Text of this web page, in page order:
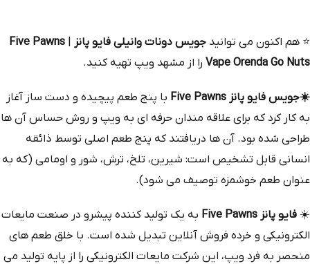
⭐ هم‌ اکنون می‌ توانید جویس دونات وانیلی فایو پانز
Five Pawns
Vape Orenda Go Nuts را از مشهد ویپ تهیه کنید.
☀️جویس فایو پانز Five Pawns
با پنج طعم پیچیده و دست‌ ساز آغاز
به کار کرد که برای علاقه‌ مندان حرفه‌ ای به ویپ و روش حساس آن‌ ها
طراحی شده بود. آن‌ ها دریافتند که پنج طعم اصلی توسط ذائقه
انسانی قابل تشخیص است: شیرین، تلخ، ترش، شور و اومامی (که به
عنوان طعم خوشمزه توصیف می‌ شود).
☀️ فایو پانز Five Pawns
به یک تولید کننده پیشرو در صنعت مایعات
الکترونیکی و خرده‌ فروش آنلاین تبدیل شده است. با خلق طعم‌ های
منحصر به فرد ویپ، این شرکت مایعات الکترونیکی را از پایه تولید می‌